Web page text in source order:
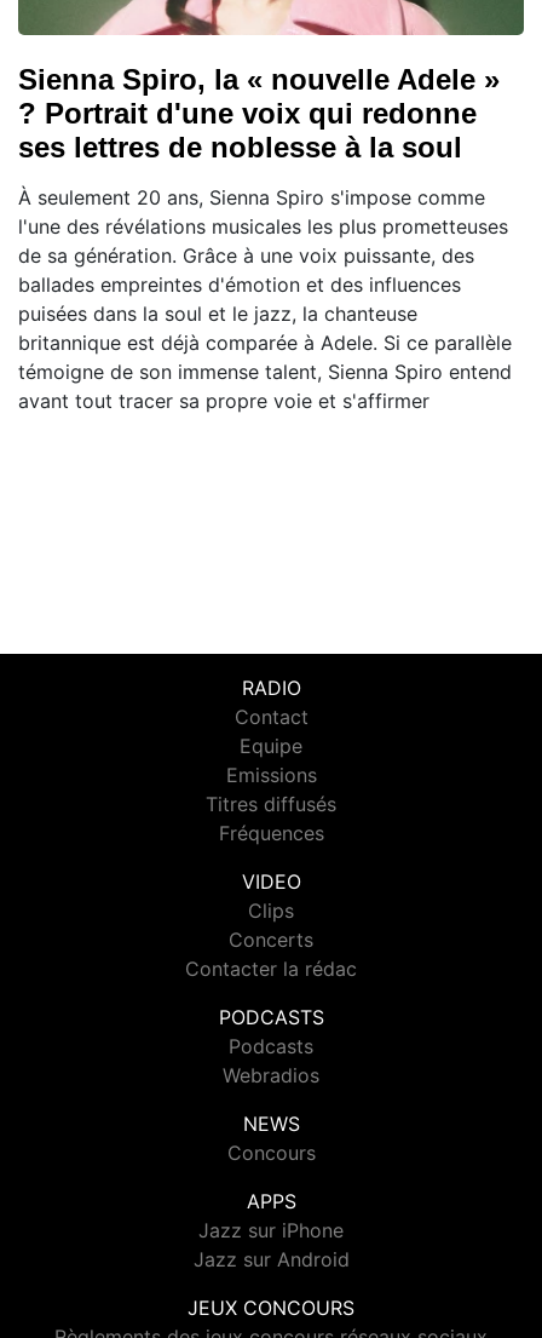
Sienna Spiro, la « nouvelle Adele »
? Portrait d'une voix qui redonne
ses lettres de noblesse à la soul
À seulement 20 ans, Sienna Spiro s'impose comme
l'une des révélations musicales les plus prometteuses
de sa génération. Grâce à une voix puissante, des
ballades empreintes d'émotion et des influences
puisées dans la soul et le jazz, la chanteuse
britannique est déjà comparée à Adele. Si ce parallèle
témoigne de son immense talent, Sienna Spiro entend
avant tout tracer sa propre voie et s'affirmer
RADIO
Contact
Equipe
Emissions
Titres diffusés
Fréquences
VIDEO
Clips
Concerts
Contacter la rédac
PODCASTS
Podcasts
Webradios
NEWS
Concours
APPS
Jazz sur iPhone
Jazz sur Android
JEUX CONCOURS